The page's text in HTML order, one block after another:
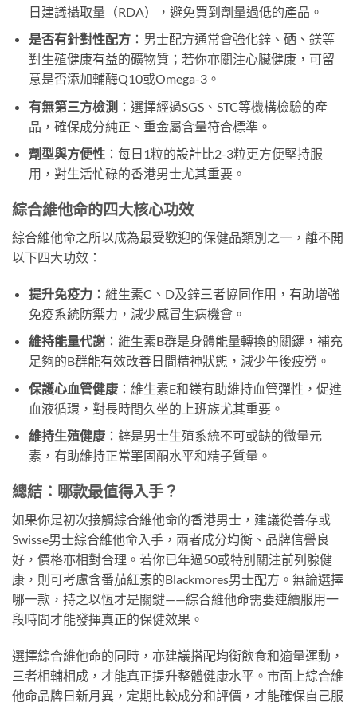
日建議攝取量（RDA），避免買到劑量過低的產品。
是否有針對性配方：男士配方通常會強化鋅、硒、鎂等
對生殖健康有益的礦物質；若你亦關注心臟健康，可留
意是否添加輔酶Q10或Omega-3。
有無第三方檢測 ：選擇經過SGS、STC等機構檢驗的產
品，確保成分純正、重金屬含量符合標準。
劑型與方便性：每日1粒的設計比2-3粒更方便堅持服
用，對生活忙碌的香港男士尤其重要。
綜合維他命的四大核心功效
綜合維他命之所以成為最受歡迎的保健品類別之一，離不開
以下四大功效：
提升免疫力：維生素C、D及鋅三者協同作用，有助增強
免疫系統防禦力，減少感冒生病機會。
維持能量代謝：維生素B群是身體能量轉換的關鍵，補充
足夠的B群能有效改善日間精神狀態，減少午後疲勞。
保護心血管健康：維生素E和鎂有助維持血管彈性，促進
血液循環，對長時間久坐的上班族尤其重要。
維持生殖健康：鋅是男士生殖系統不可或缺的微量元
素，有助維持正常睪固酮水平和精子質量。
總結：哪款最值得入手？
如果你是初次接觸綜合維他命的香港男士，建議從善存或
Swisse男士綜合維他命入手，兩者成分均衡、品牌信譽良
好，價格亦相對合理。若你已年過50或特別關注前列腺健
康，則可考慮含番茄紅素的Blackmores男士配方。無論選擇
哪一款，持之以恆才是關鍵——綜合維他命需要連續服用一
段時間才能發揮真正的保健效果。
選擇綜合維他命的同時，亦建議搭配均衡飲食和適量運動，
三者相輔相成，才能真正提升整體健康水平。市面上綜合維
他命品牌日新月異，定期比較成分和評價，才能確保自己服